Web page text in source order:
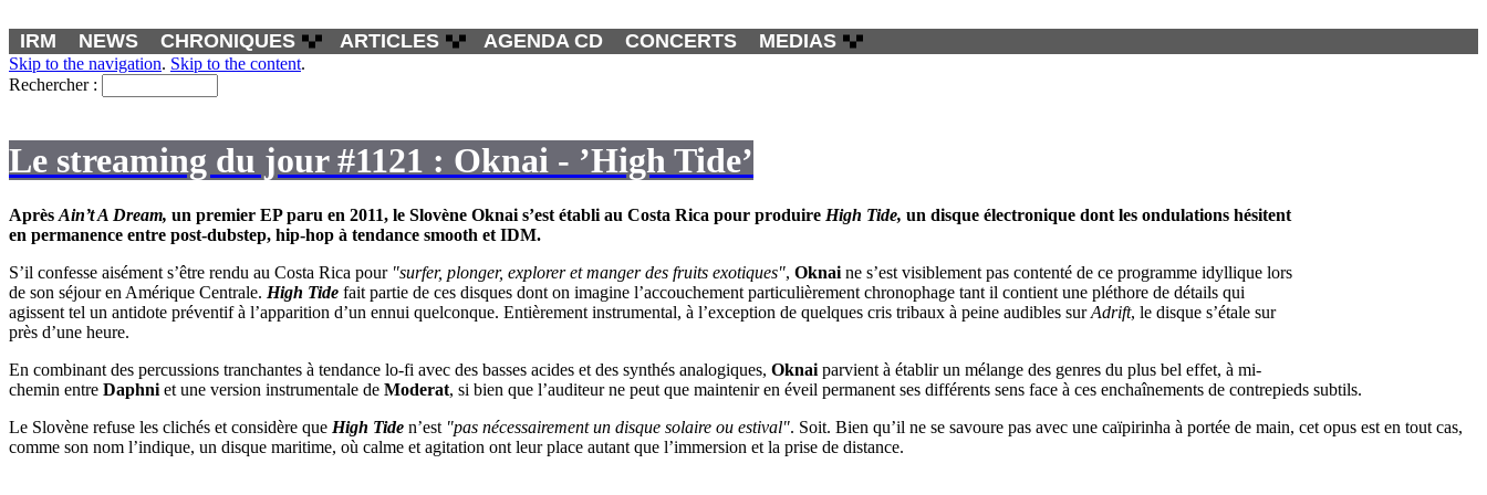
IRM NEWS CHRONIQUES ARTICLES AGENDA CD CONCERTS MEDIAS
Skip to the navigation. Skip to the content.
Rechercher :
Le streaming du jour #1121 : Oknai - ’High Tide’
Après Ain’t A Dream, un premier EP paru en 2011, le Slovène Oknai s’est établi au Costa Rica pour produire High Tide, un disque électronique dont les ondulations hésitent
en permanence entre post-dubstep, hip-hop à tendance smooth et IDM.
S’il confesse aisément s’être rendu au Costa Rica pour "surfer, plonger, explorer et manger des fruits exotiques", Oknai ne s’est visiblement pas contenté de ce programme idyllique lors
de son séjour en Amérique Centrale. High Tide fait partie de ces disques dont on imagine l’accouchement particulièrement chronophage tant il contient une pléthore de détails qui
agissent tel un antidote préventif à l’apparition d’un ennui quelconque. Entièrement instrumental, à l’exception de quelques cris tribaux à peine audibles surAdrift, le disque s’étale sur
près d’une heure.
En combinant des percussions tranchantes à tendance lo-fi avec des basses acides et des synthés analogiques, Oknai parvient à établir un mélange des genres du plus bel effet, à mi-
chemin entre Daphni et une version instrumentale de Moderat, si bien que l’auditeur ne peut que maintenir en éveil permanent ses différents sens face à ces enchaînements de contrepieds subtils.
Le Slovène refuse les clichés et considère que High Tide n’est "pas nécessairement un disque solaire ou estival". Soit. Bien qu’il ne se savoure pas avec une caïpirinha à portée de main, cet opus est en tout cas,
comme son nom l’indique, un disque maritime, où calme et agitation ont leur place autant que l’immersion et la prise de distance.